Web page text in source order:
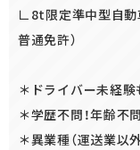
∟8t限定準中型自動
普通免許）
＊ドライバー未経験
＊学歴不問！年齢不問
＊異業種（運送業以